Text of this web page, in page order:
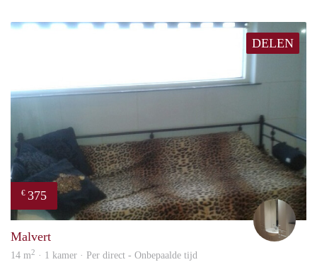
DELEN
€ 375
Malvert
14 m2 · 1 kamer · Per direct - Onbepaalde tijd